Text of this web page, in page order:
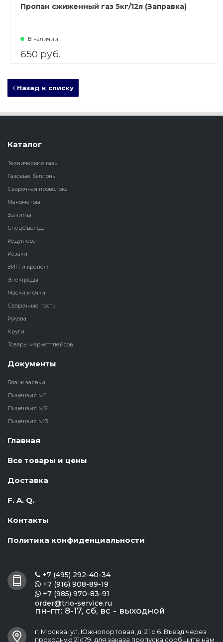
Пропан сжиженный газ 5кг/12л (Заправка)
В наличии
650 руб.
Назад к списку
Каталог
Технические газы
Газовые баллоны
Сварочная проволока
Манометры
Зажимы
СпецОдежда
Редуктора
Резаки
ЗИП и крепеж
Электроды
Маски и очки
Сварочные посты
Рукава
Круги
Товары маркетплейсов
Документы
Бланк заявки
Лицензия №1
Лицензия №2
Лицензия №3
Главная
Все товары и цены
Доставка
F. A. Q.
Контакты
Политика конфиденциальности
 +7 (495) 292-40-34
 +7 (916) 908-89-19
 +7 (985) 970-83-91
order@trio-service.ru
пн-пт: 8-17, сб, вс - выходной
г. Москва, ул. Южнопортовая, д. 21 с.6. Въезд через
проходную 21с79, для заказа пропуска сообщите нам